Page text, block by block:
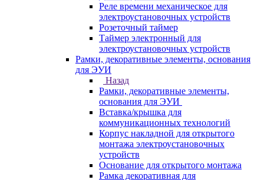
Реле времени механическое для
электроустановочных устройств
Розеточный таймер
Таймер электронный для
электроустановочных устройств
Рамки, декоративные элементы, основания
для ЭУИ
Назад
Рамки, декоративные элементы,
основания для ЭУИ
Вставка/крышка для
коммуникационных технологий
Корпус накладной для открытого
монтажа электроустановочных
устройств
Основание для открытого монтажа
Рамка декоративная для